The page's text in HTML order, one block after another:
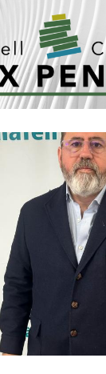
Subgrup A2
Ocupació
Amb El
Consell